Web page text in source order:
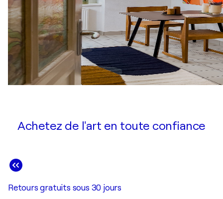
Achetez de l'art en toute confiance
Retours gratuits sous 30 jours